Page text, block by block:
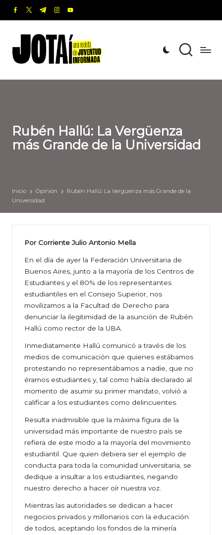
Saltar
contenido
facebook.com
twitter.com
t.me instagram.com
youtube.com
o
t
revista
de
Informada
Rubén Hallú: La Vergüenza
más Grande de la Universidad
Inicio Opinión
Rubén Hallú: La Vergüenza más Grande de la
Universidad
Por Corriente Julio Antonio Mella
En el día de ayer la Federación Universitaria de
Buenos Aires, junto a la mayoría de los Centros de
Estudiantes y el 80% de los representantes
estudiantiles en el Consejo Superior, nos
movilizamos a la Facultad de Derecho para
denunciar la ilegitimidad de la asunción de Rubén
Hallú como rector de la UBA.
Inmediatamente Hallú comunicó a través de los
medios de comunicación que quienes estábamos
protestando no representábamos a nadie, que no
éramos estudiantes y, tal como había declarado al
momento de asumir su primer mandato, volvió a
calificar a los estudiantes como delincuentes.
Resulta inadmisible que la máxima figura de la
universidad más importante de nuestro país se
refiera de este modo a la mayoría del movimiento
estudiantil. Que quien debiera ser el ejemplo de
conducta para toda la comunidad universitaria, se
dedique a insultar a los estudiantes, negando
nuestro derecho a hacer oír nuestra voz.
Mientras las autoridades se dedican a hacer
negocios privados y millonarios con la educación
de todos, aceptando los fondos de la minería